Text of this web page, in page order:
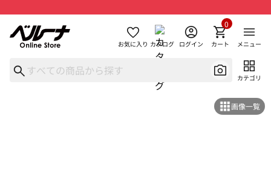
お気に入り カタログ ログイン カート
0
メニュー
カテゴリ
画像一覧